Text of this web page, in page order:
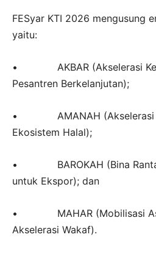
FESyar KTI 2026 mengusung
yaitu:
• AKBAR (Akselerasi
Pesantren Berkelanjutan);
• AMANAH (Akselerasi
Ekosistem Halal);
• BAROKAH (Bina Rantai
untuk Ekspor); dan
• MAHAR (Mobilisasi
Akselerasi Wakaf).